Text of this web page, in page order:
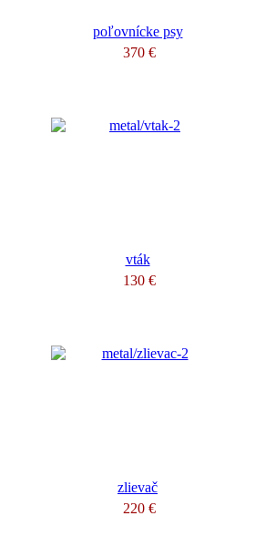
poľovnícke psy
370 €
vták
130 €
zlievač
220 €